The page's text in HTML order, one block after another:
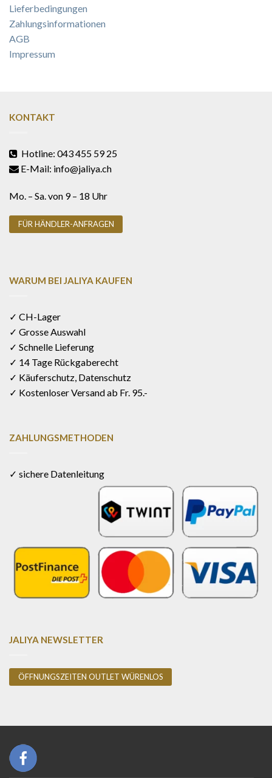
Lieferbedingungen
Zahlungsinformationen
AGB
Impressum
KONTAKT
Hotline: 043 455 59 25
E-Mail: info@jaliya.ch
Mo. – Sa. von 9 – 18 Uhr
FÜR HÄNDLER-ANFRAGEN
WARUM BEI JALIYA KAUFEN
✓ CH-Lager
✓ Grosse Auswahl
✓ Schnelle Lieferung
✓ 14 Tage Rückgaberecht
✓ Käuferschutz, Datenschutz
✓ Kostenloser Versand ab Fr. 95.-
ZAHLUNGSMETHODEN
✓ sichere Datenleitung
JALIYA NEWSLETTER
ÖFFNUNGSZEITEN OUTLET WÜRENLOS